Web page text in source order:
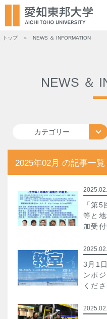
トップ NEWS ＆ INFORMATION
NEWS ＆
カテゴリー
2025年02月 の記事一覧
「第
等と
加受付
3月1
ンポ
くだ